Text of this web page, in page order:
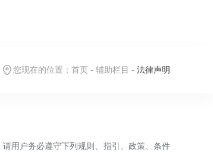
您现在的位置： 首页 - 辅助栏目 - 法律声明
用户务必遵守下列规则、指引、政策、条件